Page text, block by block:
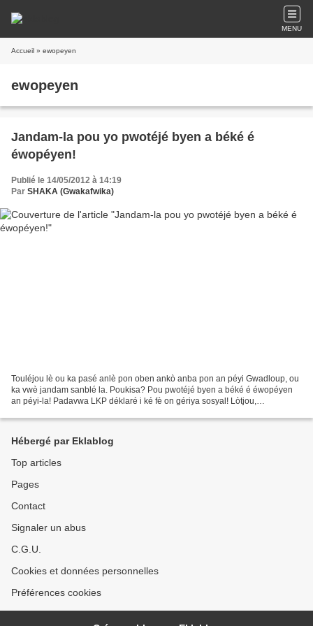
MENU
Accueil » ewopeyen
ewopeyen
Jandam-la pou yo pwotéjé byen a béké é
éwopéyen!
Publié le 14/05/2012 à 14:19
Par SHAKA (Gwakafwika)
Touléjou lè ou ka pasé anlè pon oben ankò anba pon an péyi Gwadloup, ou
ka vwè jandam sanblé la. Poukisa? Pou pwotéjé byen a béké é éwopéyen
an péyi-la! Padavwa LKP déklaré i ké fè on gériya sosyal! Lòtjou,
Hébergé par Eklablog
Top articles
Pages
Contact
Signaler un abus
C.G.U.
Cookies et données personnelles
Préférences cookies